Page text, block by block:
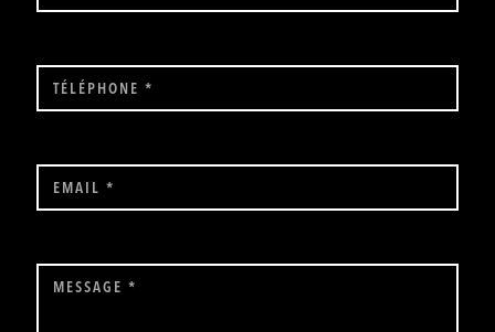
TÉLÉPHONE *
EMAIL *
MESSAGE *